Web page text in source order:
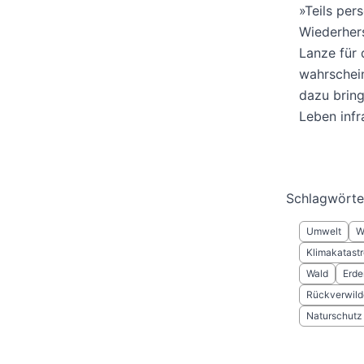
»Teils
Lanze für
dazu
Leben
Umwelt
Wald
Naturschutz